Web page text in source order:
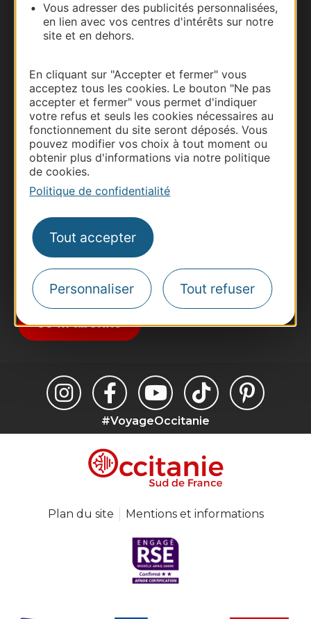
Vous adresser des publicités personnalisées,
en lien avec vos centres d'intérêts sur notre
site et en dehors.
En cliquant sur "Accepter et fermer" vous
acceptez tous les cookies. Le bouton "Ne pas
accepter et fermer" vous permet d'indiquer
votre refus et seuls les cookies nécessaires au
fonctionnement du site seront déposés. Vous
pouvez modifier vos choix à tout moment ou
obtenir plus d'informations via notre politique
de cookies.
Politique de confidentialité
Tout accepter
Personnaliser Tout refuser
Thermalisme
Business/Mice
Pros d'Occitanie
Voyagistes
Destination Sport
Inscrivez-vous à la lettre d'information
Destination Occitanie pour recevoir des
suggestions de séjours, de visites et de sorties.
Je m'abonne
#VoyageOccitanie
Plan du site Mentions et informations